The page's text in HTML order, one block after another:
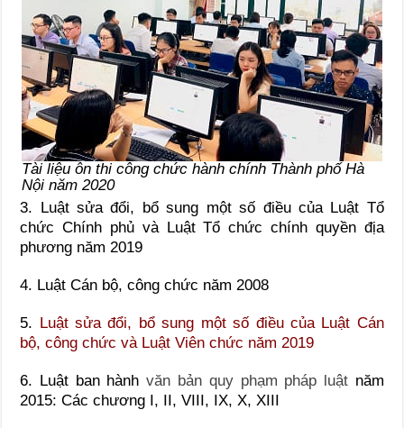
Tài liệu ôn thi công chức hành chính Thành phố Hà
Nội năm 2020
3. Luật sửa đổi, bổ sung một số điều của Luật Tổ
chức Chính phủ và Luật Tổ chức chính quyền địa
phương năm 2019
4. Luật Cán bộ, công chức năm 2008
5. Luật sửa đổi, bổ sung một số điều của Luật Cán
bộ, công chức và Luật Viên chức năm 2019
6. Luật ban hànhvăn bản quy phạm pháp luật năm
2015: Các chương I, II, VIII, IX, X, XIII